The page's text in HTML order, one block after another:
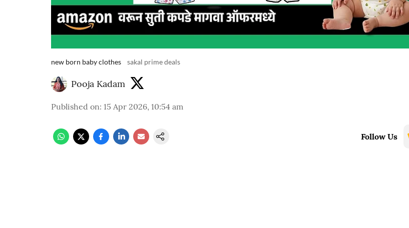
new born baby clothes sakal prime deals
Pooja Kadam
Published on: 15 Apr 2026, 10:54 am
Follow Us